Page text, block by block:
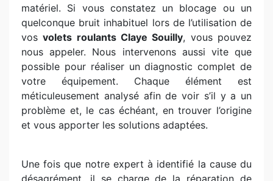
matériel. Si vous constatez un blocage ou un
quelconque bruit inhabituel lors de l’utilisation de
vosvolets roulants Claye Souilly, vous pouvez
nous appeler. Nous intervenons aussi vite que
possible pour réaliser un diagnostic complet de
votre équipement. Chaque élément est
méticuleusement analysé afin de voir s’il y a un
problème et, le cas échéant, en trouver l’origine
et vous apporter les solutions adaptées.
Une fois que notre expert à identifié la cause du
désagrément, il se charge de la réparation de